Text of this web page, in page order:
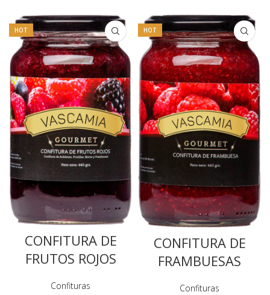
HOT
CONFITURA DE
FRUTOS ROJOS
Confituras
HOT
CONFITURA DE
FRAMBUESAS
Confituras